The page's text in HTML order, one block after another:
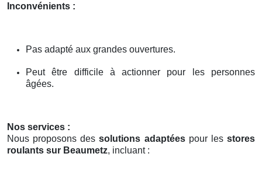
Inconvénients :
Pas adapté aux grandes ouvertures.
Peut être difficile à actionner pour les personnes
âgées.
Nos services :
Nous proposons dessolutions adaptéespour lesstores
roulants sur Beaumetz, incluant :